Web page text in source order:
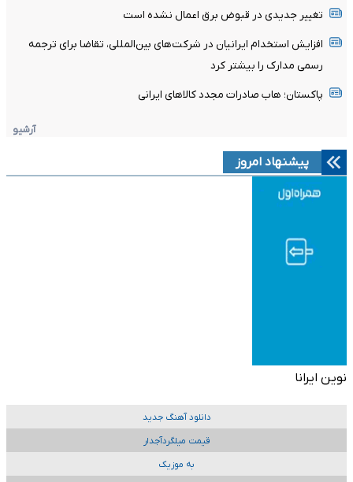
تغییر جدیدی در قبوض برق اعمال نشده است
افزایش استخدام ایرانیان در شرکت‌های بین‌المللی، تقاضا برای ترجمه
رسمی مدارک را بیشتر کرد
پاکستان؛ هاب صادرات مجدد کالاهای ایرانی
آرشیو
پیشنهاد امروز
نوین ایرانا
دانلود آهنگ جدید
قیمت میلگردآجدار
به موزیک